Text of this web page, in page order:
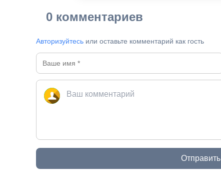
0 комментариев
Авторизуйтесь или оставьте комментарий как гость